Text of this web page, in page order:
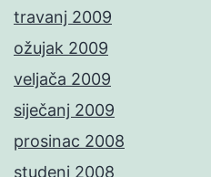
travanj 2009
ožujak 2009
veljača 2009
siječanj 2009
prosinac 2008
studeni 2008